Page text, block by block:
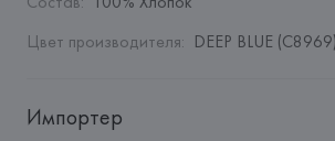
Цвет производителя: DEEP BLUE (C8969)
Импортер